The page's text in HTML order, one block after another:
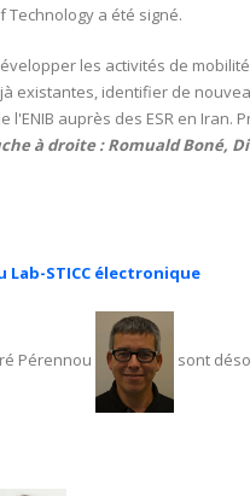
a été signé.
les activités de
existantes, identifier de
l'ENIB auprès des ESR en
à droite : Romuald Boné,
Lab-STICC électronique
Pérennou sont